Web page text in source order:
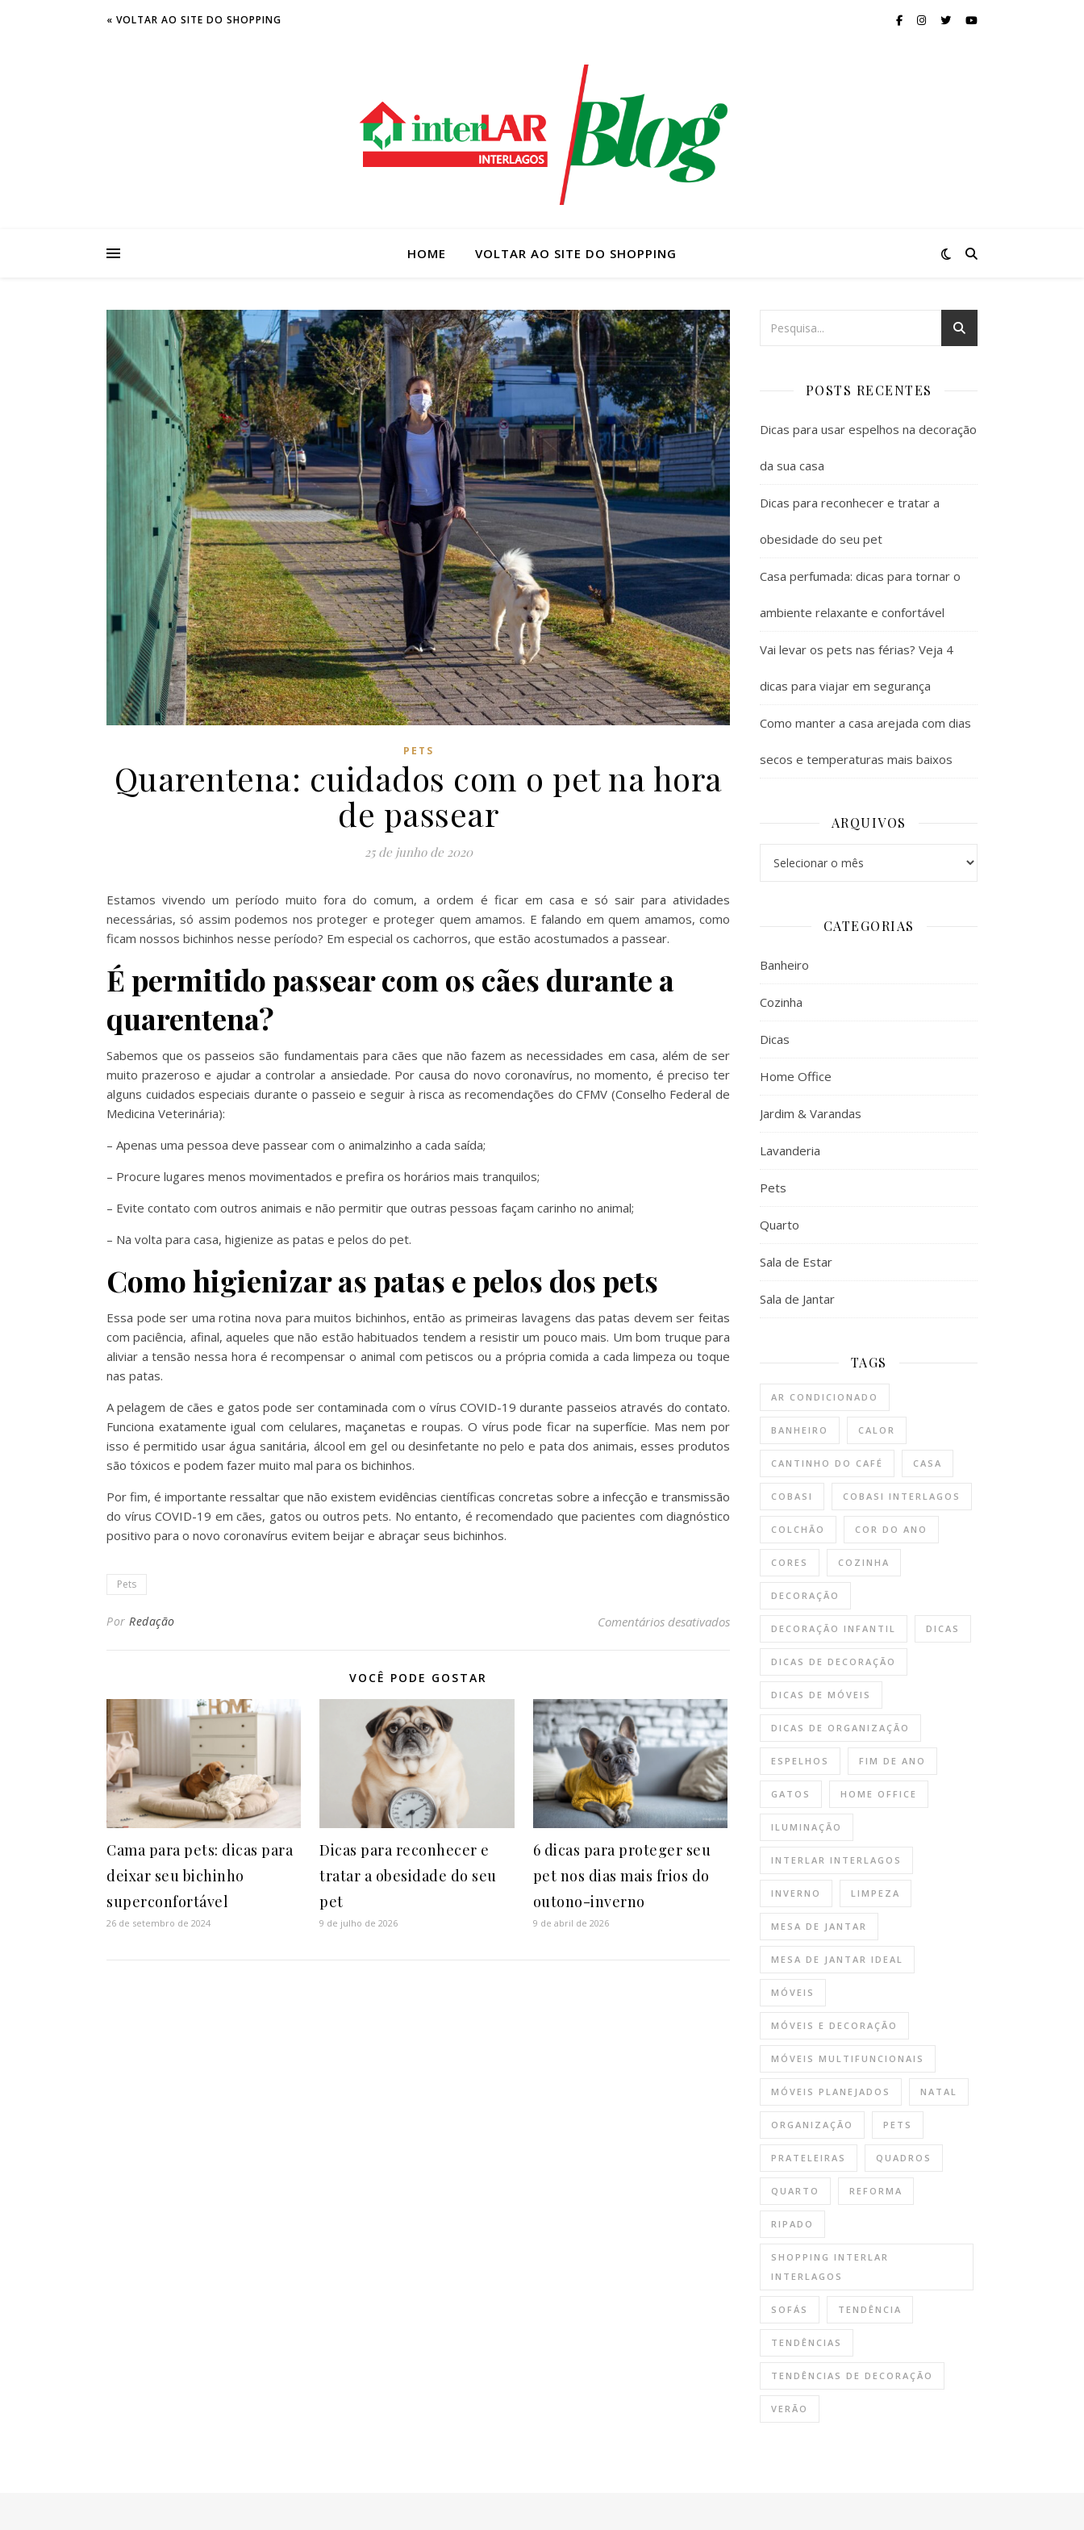
« VOLTAR AO SITE DO SHOPPING
HOME VOLTAR AO SITE DO SHOPPING
PETS
Quarentena: cuidados com o pet na hora
de passear
25 de junho de 2020
Estamos vivendo um período muito fora do comum, a ordem é ficar em casa e só sair para atividades
necessárias, só assim podemos nos proteger e proteger quem amamos. E falando em quem amamos, como
ficam nossos bichinhos nesse período? Em especial os cachorros, que estão acostumados a passear.
É permitido passear com os cães durante a
quarentena?
Sabemos que os passeios são fundamentais para cães que não fazem as necessidades em casa, além de ser
muito prazeroso e ajudar a controlar a ansiedade. Por causa do novo coronavírus, no momento, é preciso ter
alguns cuidados especiais durante o passeio e seguir à risca as recomendações do CFMV (Conselho Federal de
Medicina Veterinária):
– Apenas uma pessoa deve passear com o animalzinho a cada saída;
– Procure lugares menos movimentados e prefira os horários mais tranquilos;
– Evite contato com outros animais e não permitir que outras pessoas façam carinho no animal;
– Na volta para casa, higienize as patas e pelos do pet.
Como higienizar as patas e pelos dos pets
Essa pode ser uma rotina nova para muitos bichinhos, então as primeiras lavagens das patas devem ser feitas
com paciência, afinal, aqueles que não estão habituados tendem a resistir um pouco mais. Um bom truque para
aliviar a tensão nessa hora é recompensar o animal com petiscos ou a própria comida a cada limpeza ou toque
nas patas.
A pelagem de cães e gatos pode ser contaminada com o vírus COVID-19 durante passeios através do contato.
Funciona exatamente igual com celulares, maçanetas e roupas. O vírus pode ficar na superfície. Mas nem por
isso é permitido usar água sanitária, álcool em gel ou desinfetante no pelo e pata dos animais, esses produtos
são tóxicos e podem fazer muito mal para os bichinhos.
Por fim, é importante ressaltar que não existem evidências científicas concretas sobre a infecção e transmissão
do vírus COVID-19 em cães, gatos ou outros pets. No entanto, é recomendado que pacientes com diagnóstico
positivo para o novo coronavírus evitem beijar e abraçar seus bichinhos.
Pets
Por Redação Comentários desativadosem Quarentena: cuidados com o pet na hora de passear
VOCÊ PODE GOSTAR
Cama para pets: dicas para
deixar seu bichinho
superconfortável
26 de setembro de 2024
Dicas para reconhecer e
tratar a obesidade do seu
pet
9 de julho de 2026
6 dicas para proteger seu
pet nos dias mais frios do
outono-inverno
9 de abril de 2026
POSTS RECENTES
Dicas para usar espelhos na decoração
da sua casa
Dicas para reconhecer e tratar a
obesidade do seu pet
Casa perfumada: dicas para tornar o
ambiente relaxante e confortável
Vai levar os pets nas férias? Veja 4
dicas para viajar em segurança
Como manter a casa arejada com dias
secos e temperaturas mais baixos
ARQUIVOS
CATEGORIAS
Banheiro
Cozinha
Dicas
Home Office
Jardim & Varandas
Lavanderia
Pets
Quarto
Sala de Estar
Sala de Jantar
TAGS
AR CONDICIONADO
BANHEIRO CALOR
CANTINHO DO CAFÉ CASA
COBASI COBASI INTERLAGOS
COLCHÃO COR DO ANO
CORES COZINHA
DECORAÇÃO
DECORAÇÃO INFANTIL DICAS
DICAS DE DECORAÇÃO
DICAS DE MÓVEIS
DICAS DE ORGANIZAÇÃO
ESPELHOS FIM DE ANO
GATOS HOME OFFICE
ILUMINAÇÃO
INTERLAR INTERLAGOS
INVERNO LIMPEZA
MESA DE JANTAR
MESA DE JANTAR IDEAL
MÓVEIS
MÓVEIS E DECORAÇÃO
MÓVEIS MULTIFUNCIONAIS
MÓVEIS PLANEJADOS NATAL
ORGANIZAÇÃO PETS
PRATELEIRAS QUADROS
QUARTO REFORMA
RIPADO
SHOPPING INTERLAR
INTERLAGOS
SOFÁS TENDÊNCIA
TENDÊNCIAS
TENDÊNCIAS DE DECORAÇÃO
VERÃO